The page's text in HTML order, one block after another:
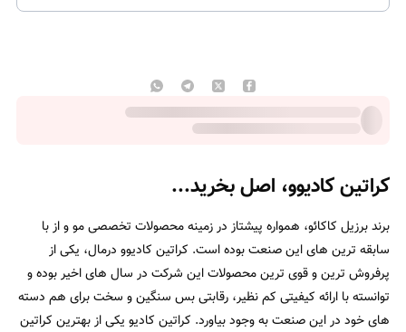
کراتین کادیوو، اصل بخرید...
برند برزیل کاکائو، همواره پیشتاز در زمینه محصولات تخصصی مو و از با
سابقه ترین های این صنعت بوده است. کراتین کادیوو درمال، یکی از
پرفروش ترین و قوی ترین محصولات این شرکت در سال های اخیر بوده و
توانسته با ارائه کیفیتی کم نظیر، رقابتی بس سنگین و سخت برای هم دسته
های خود در این صنعت به وجود بیاورد. کراتین کادیو یکی از بهترین کراتین